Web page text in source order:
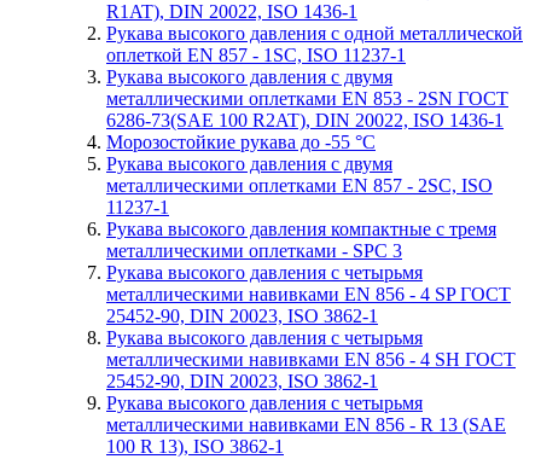
R1AT), DIN 20022, ISO 1436-1
Рукава высокого давления с одной металлической
оплеткой EN 857 - 1SС, ISO 11237-1
Рукава высокого давления с двумя
металлическими оплетками EN 853 - 2SN ГОСТ
6286-73(SAE 100 R2AT), DIN 20022, ISO 1436-1
Морозостойкие рукава до -55 °С
Рукава высокого давления с двумя
металлическими оплетками EN 857 - 2SС, ISO
11237-1
Рукава высокого давления компактные с тремя
металлическими оплетками - SPC 3
Рукава высокого давления с четырьмя
металлическими навивками EN 856 - 4 SP ГОСТ
25452-90, DIN 20023, ISO 3862-1
Рукава высокого давления с четырьмя
металлическими навивками EN 856 - 4 SH ГОСТ
25452-90, DIN 20023, ISO 3862-1
Рукава высокого давления с четырьмя
металлическими навивками EN 856 - R 13 (SAE
100 R 13), ISO 3862-1